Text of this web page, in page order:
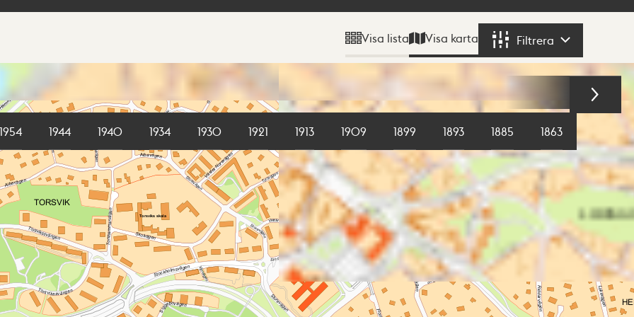
Visa lista Visa karta Filtrera
1954 1944 1940 1934 1930 1921 1913 1909 1899 1893 1885 1863